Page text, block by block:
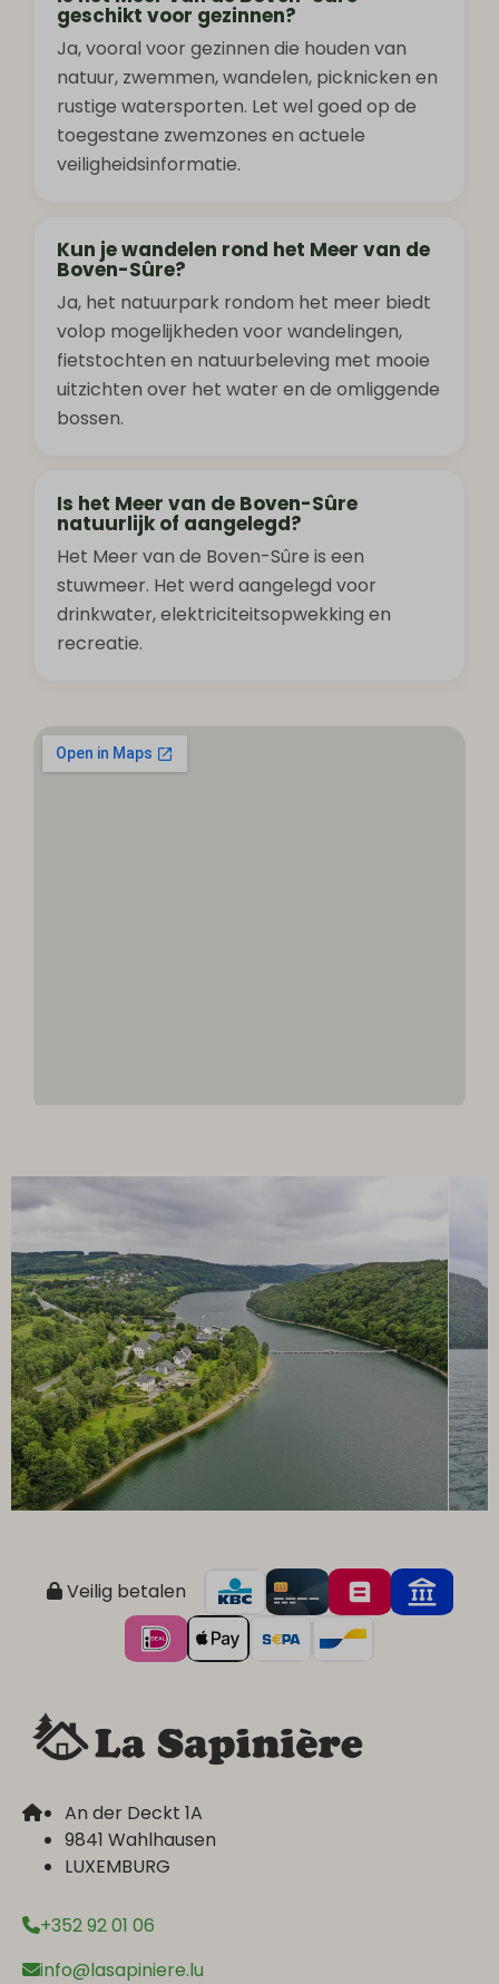
geschikt voor gezinnen?
Ja, vooral voor gezinnen die houden van
natuur, zwemmen, wandelen, picknicken en
rustige watersporten. Let wel goed op de
toegestane zwemzones en actuele
veiligheidsinformatie.
Kun je wandelen rond het Meer van de
Boven-Sûre?
Ja, het natuurpark rondom het meer biedt
volop mogelijkheden voor wandelingen,
fietstochten en natuurbeleving met mooie
uitzichten over het water en de omliggende
bossen.
Is het Meer van de Boven-Sûre
natuurlijk of aangelegd?
Het Meer van de Boven-Sûre is een
stuwmeer. Het werd aangelegd voor
drinkwater, elektriciteitsopwekking en
recreatie.
Veilig betalen
An der Deckt 1A
9841 Wahlhausen
LUXEMBURG
+352 92 01 06
info@lasapiniere.lu